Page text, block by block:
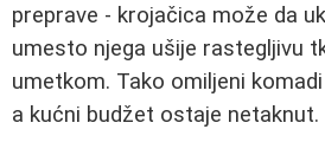
preprave - krojačica može da
umesto njega ušije rastegljivu
umetkom. Tako omiljeni
a kućni budžet ostaje netaknut.